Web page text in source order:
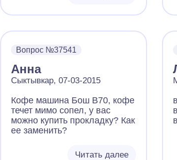
Вопрос №37541
Анна
Сыктывкар, 07-03-2015
Кофе машина Бош В70, кофе
течет мимо сопел, у вас
можно купить прокладку? Как
ее заменить?
Читать далее